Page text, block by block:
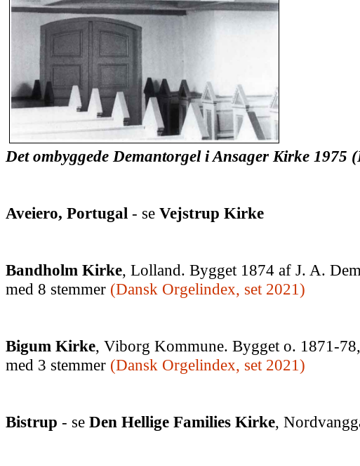
Det ombyggede Demantorgel i Ansager Kirke 1975
Aveiero, Portugal - se Vejstrup Kirke
Bandholm Kirke, Lolland. Bygget 1874 af J. A.
med 8 stemmer (Dansk Orgelindex, set 2021)
Bigum Kirke, Viborg Kommune. Bygget o. 1871-
med 3 stemmer (Dansk Orgelindex, set 2021)
Bistrup - se Den Hellige Families Kirke,